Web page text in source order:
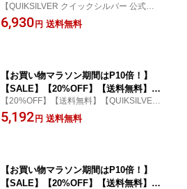
RYDAY SURFWASH VOLLEY 17NB ジ
ャムショーツ ボードショーツ 水着 海パ
【QUIKSILVER クイックシルバー 公式通
販】
6,930 円 送料無料
【お買い物マラソン期間はP10倍！】
【SALE】【20%OFF】【送料無料】Qu
iksilver クイックシルバー メンズ EVER
YDAY MALIBU VOLLEY 15 ジャムショ
【20%OFF】【送料無料】【QUIKSILVER
クイックシルバー 公式通販】
5,192 円 送料無料
【お買い物マラソン期間はP10倍！】
【SALE】【20%OFF】【送料無料】Qu